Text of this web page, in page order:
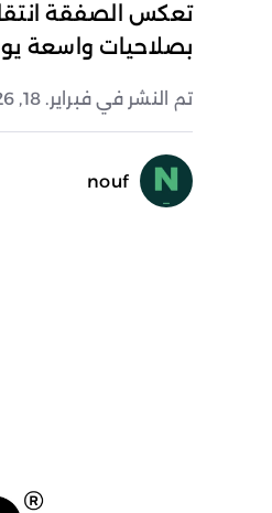
تعكس الصفقة
بصلاحيات واسعة
تم النشر في فبراير. 18, 2026
nouf